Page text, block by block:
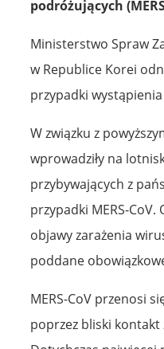
podróżujących
Ministerstwo Spraw
w Republice Korei
przypadki
W związku z
wprowadziły na
przybywających z
przypadki MERS-
objawy zarażenia
poddane
MERS-CoV przenosi
poprzez bliski kontakt